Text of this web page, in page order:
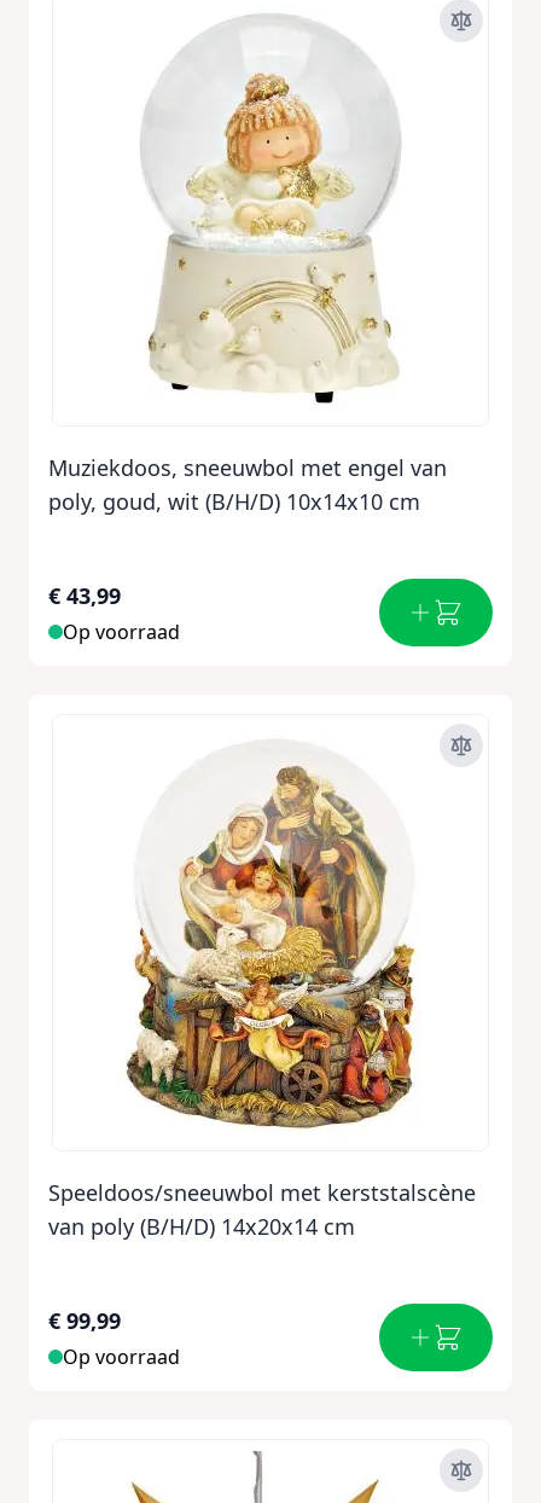
Muziekdoos, sneeuwbol met engel van
poly, goud, wit (B/H/D) 10x14x10 cm
€ 43,99
Op voorraad
Speeldoos/sneeuwbol met kerststalscène
van poly (B/H/D) 14x20x14 cm
€ 99,99
Op voorraad